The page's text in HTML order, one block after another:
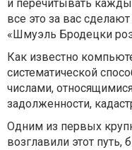
и перечитывать
все это за вас
«Шмуэль Бродецки
Как известно
систематической
числами,
задолженности,
Одним из первых
возглавили этот